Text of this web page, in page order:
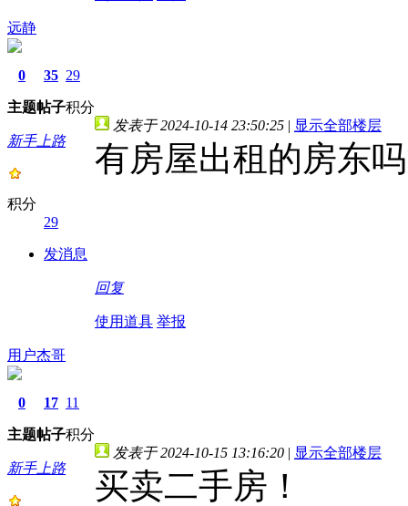
远静
0
主题
35
帖子
29
积分
新手上路
积分
29
发消息
发表于 2024-10-14 23:50:25 | 显示全部楼层
有房屋出租的房东
回复
使用道具 举报
用户杰哥
0
主题
17
帖子
11
积分
新手上路
发表于 2024-10-15 13:16:20 | 显示全部楼层
买卖二手房！